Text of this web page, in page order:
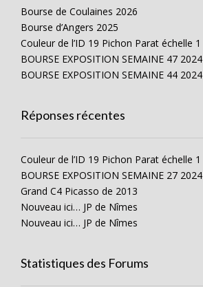
Bourse de Coulaines 2026
Bourse d’Angers 2025
Couleur de l’ID 19 Pichon Parat échelle 1
BOURSE EXPOSITION SEMAINE 47 2024
BOURSE EXPOSITION SEMAINE 44 2024
Réponses récentes
Couleur de l’ID 19 Pichon Parat échelle 1
BOURSE EXPOSITION SEMAINE 27 2024
Grand C4 Picasso de 2013
Nouveau ici… JP de Nîmes
Nouveau ici… JP de Nîmes
Statistiques des Forums